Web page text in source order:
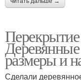
размеры и
Сделали